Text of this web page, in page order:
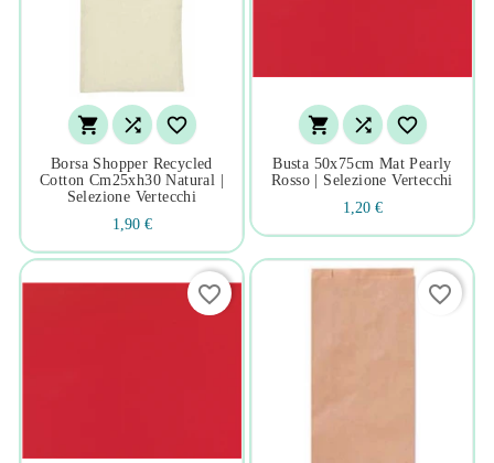
  
Borsa Shopper Recycled
Cotton Cm25xh30 Natural |
Selezione Vertecchi
1,90 €
  
Busta 50x75cm Mat Pearly
Rosso | Selezione Vertecchi
1,20 €
favorite_border favorite_border